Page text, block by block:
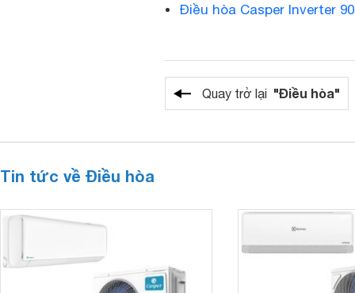
Điều hòa Casper Inverter
Quay trở lại "Điều hòa"
Tin tức về Điều hòa